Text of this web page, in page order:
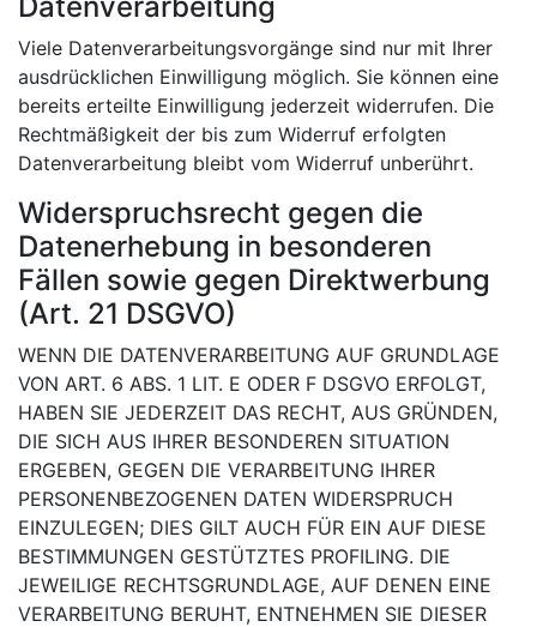
Viele Datenverarbeitungsvorgänge sind nur mit Ihrer
ausdrücklichen Einwilligung möglich. Sie können eine
bereits erteilte Einwilligung jederzeit widerrufen. Die
Rechtmäßigkeit der bis zum Widerruf erfolgten
Datenverarbeitung bleibt vom Widerruf unberührt.
Widerspruchsrecht gegen die
Datenerhebung in besonderen
Fällen sowie gegen Direktwerbung
(Art. 21 DSGVO)
WENN DIE DATENVERARBEITUNG AUF GRUNDLAGE
VON ART. 6 ABS. 1 LIT. E ODER F DSGVO ERFOLGT,
HABEN SIE JEDERZEIT DAS RECHT, AUS GRÜNDEN,
DIE SICH AUS IHRER BESONDEREN SITUATION
ERGEBEN, GEGEN DIE VERARBEITUNG IHRER
PERSONENBEZOGENEN DATEN WIDERSPRUCH
EINZULEGEN; DIES GILT AUCH FÜR EIN AUF DIESE
BESTIMMUNGEN GESTÜTZTES PROFILING. DIE
JEWEILIGE RECHTSGRUNDLAGE, AUF DENEN EINE
VERARBEITUNG BERUHT, ENTNEHMEN SIE DIESER